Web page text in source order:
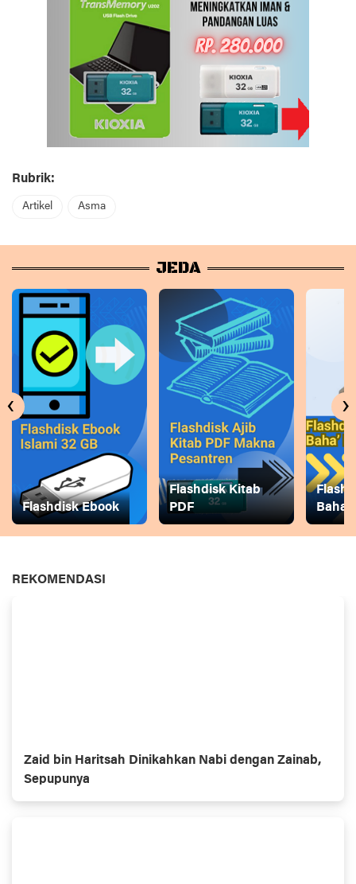
Rubrik:
Artikel Asma
JEDA
Flashdisk Ebook
Flashdisk Kitab
PDF
Baha
‹ ›
REKOMENDASI
Zaid bin Haritsah Dinikahkan Nabi dengan Zainab,
Sepupunya